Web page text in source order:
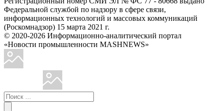
Федеральной службой по надзору в сфере связи,
информационных технологий и массовых коммуникаций
(Роскомнадзор) 15 марта 2021 г.
© 2020-2026 Информационно-аналитический портал
«Новости промышленности MASHNEWS»